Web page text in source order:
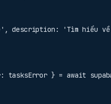
} = await